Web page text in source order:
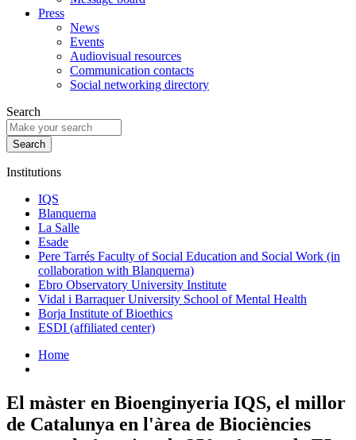
Press
News
Events
Audiovisual resources
Communication contacts
Social networking directory
Search
Institutions
IQS
Blanquerna
La Salle
Esade
Pere Tarrés Faculty of Social Education and Social Work (in
collaboration with Blanquerna)
Ebro Observatory University Institute
Vidal i Barraquer University School of Mental Health
Borja Institute of Bioethics
ESDI (affiliated center)
Home
El màster en Bioenginyeria IQS, el millor
de Catalunya en l'àrea de Biociències